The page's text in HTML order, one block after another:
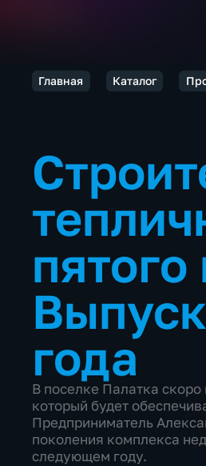
Главная Каталог
года
В поселке Палатка скоро
который будет
Предприниматель
поколения комплекса
следующем году.